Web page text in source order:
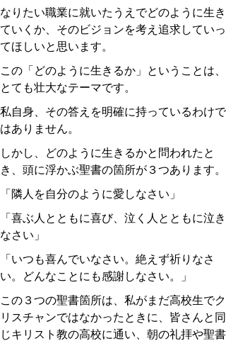
なりたい職業に就いたうえでどのように生き
ていくか、そのビジョンを考え追求していっ
てほしいと思います。
この「どのように生きるか」ということは、
とても壮大なテーマです。
私自身、その答えを明確に持っているわけで
はありません。
しかし、どのように生きるかと問われたと
き、頭に浮かぶ聖書の箇所が３つあります。
「隣人を自分のように愛しなさい」
「喜ぶ人とともに喜び、泣く人とともに泣き
なさい」
「いつも喜んでいなさい。絶えず祈りなさ
い。どんなことにも感謝しなさい。」
この３つの聖書箇所は、私がまだ高校生でク
リスチャンではなかったときに、皆さんと同
じキリスト教の高校に通い、朝の礼拝や聖書